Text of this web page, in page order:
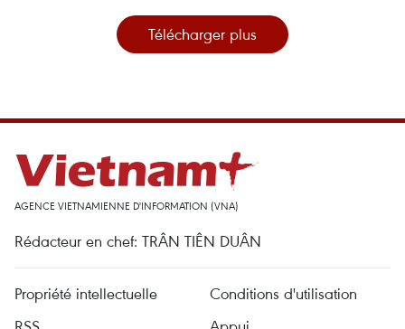
Télécharger plus
AGENCE VIETNAMIENNE D'INFORMATION (VNA)
Rédacteur en chef: TRÂN TIÊN DUÂN
Propriété intellectuelle
Conditions d'utilisation